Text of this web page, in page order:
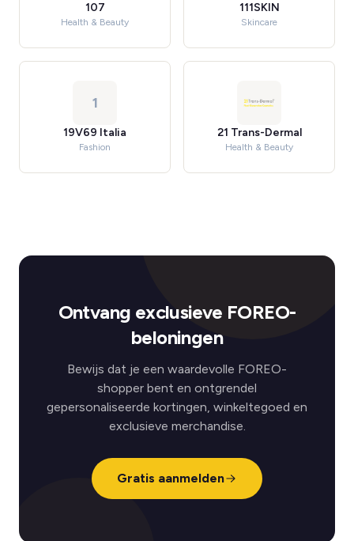
107
Health & Beauty
111SKIN
Skincare
1
19V69 Italia
Fashion
21 Trans-Dermal
Health & Beauty
Ontvang exclusieve FOREO-
beloningen
Bewijs dat je een waardevolle FOREO-
shopper bent en ontgrendel
gepersonaliseerde kortingen, winkeltegoed en
exclusieve merchandise.
Gratis aanmelden